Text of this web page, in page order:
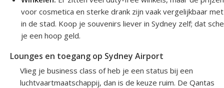
voor cosmetica en sterke drank zijn vaak vergelijkbaar
in de stad. Koop je souvenirs liever in Sydney zelf; dat
je een hoop geld.
Lounges en toegang op Sydney Airport
Vlieg je business class of heb je een status bij een
luchtvaartmaatschappij, dan is de keuze ruim. De Qantas